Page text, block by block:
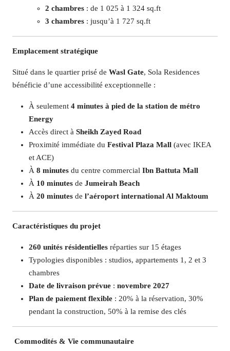
2 chambres : de 1 025 à 1 324 sq.ft​
3 chambres : jusqu’à 1 727 sq.ft​
Emplacement stratégique
Situé dans le quartier prisé de Wasl Gate, Sola Residences
bénéficie d’une accessibilité exceptionnelle :​
À seulement 4 minutes à pied de la station de métro
Energy
Accès direct à Sheikh Zayed Road
Proximité immédiate du Festival Plaza Mall (avec IKEA
et ACE)​
À 8 minutes du centre commercial Ibn Battuta Mall
À 10 minutes de Jumeirah Beach
À 20 minutes de l’aéroport international Al Maktoum
Caractéristiques du projet
260 unités résidentielles réparties sur 15 étages​
Typologies disponibles : studios, appartements 1, 2 et 3
chambres​
Date de livraison prévue : novembre 2027
Plan de paiement flexible : 20% à la réservation, 30%
pendant la construction, 50% à la remise des clés
️ Commodités & Vie communautaire